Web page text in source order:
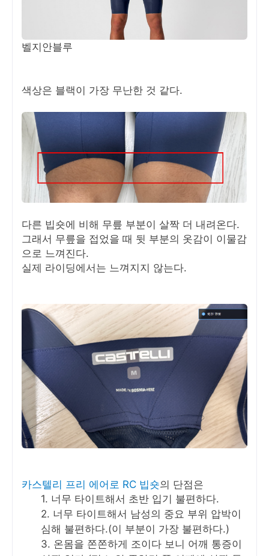
벨지안블루
색상은 블랙이 가장 무난한 것 같다.
다른 빕숏에 비해 무릎 부분이 살짝 더 내려온다.
그래서 무릎을 접었을 때 뒷 부분의 옷감이 이물감
으로 느껴진다.
실제 라이딩에서는 느껴지지 않는다.
카스텔리 프리 에어로 RC 빕숏의 단점은
너무 타이트해서 초반 입기 불편하다.
너무 타이트해서 남성의 중요 부위 압박이
심해 불편하다.(이 부분이 가장 불편하다.)
온몸을 쫀쫀하게 조이다 보니 어깨 통증이